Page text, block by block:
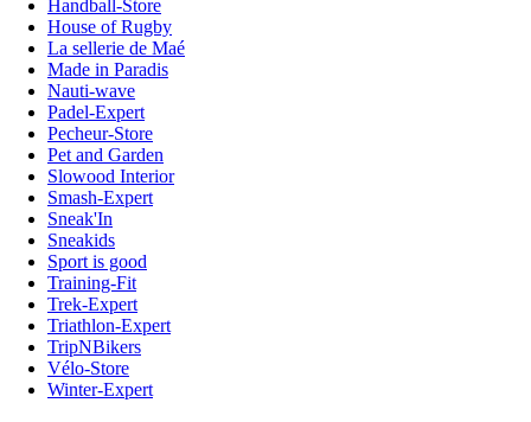
Handball-Store
House of Rugby
La sellerie de Maé
Made in Paradis
Nauti-wave
Padel-Expert
Pecheur-Store
Pet and Garden
Slowood Interior
Smash-Expert
Sneak'In
Sneakids
Sport is good
Training-Fit
Trek-Expert
Triathlon-Expert
TripNBikers
Vélo-Store
Winter-Expert